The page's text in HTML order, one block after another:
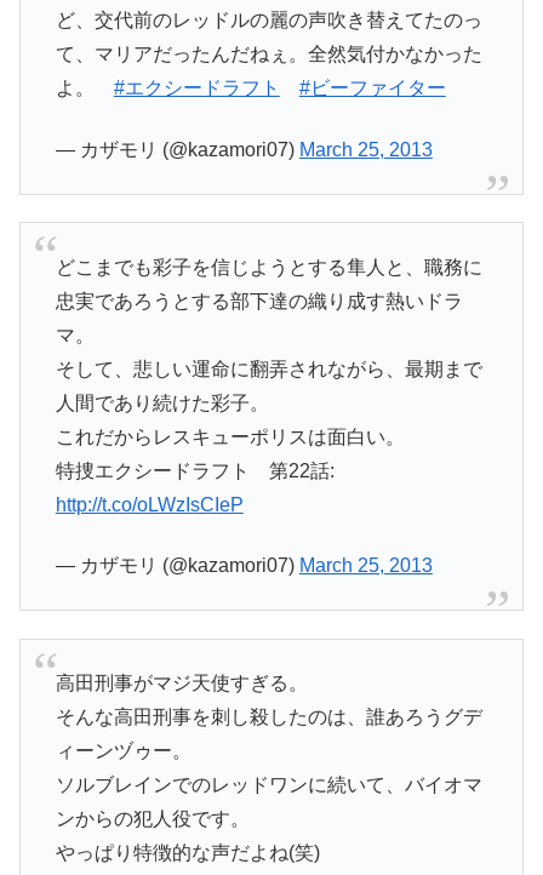
ど、交代前のレッドルの麗の声吹き替えてたのっ
て、マリアだったんだねぇ。全然気付かなかった
よ。 #エクシードラフト #ビーファイター
— カザモリ (@kazamori07) March 25, 2013
どこまでも彩子を信じようとする隼人と、職務に
忠実であろうとする部下達の織り成す熱いドラ
マ。
そして、悲しい運命に翻弄されながら、最期まで
人間であり続けた彩子。
これだからレスキューポリスは面白い。
特捜エクシードラフト 第22話:
http://t.co/oLWzIsCIeP
— カザモリ (@kazamori07) March 25, 2013
高田刑事がマジ天使すぎる。
そんな高田刑事を刺し殺したのは、誰あろうグデ
ィーンヅゥー。
ソルブレインでのレッドワンに続いて、バイオマ
ンからの犯人役です。
やっぱり特徴的な声だよね(笑)